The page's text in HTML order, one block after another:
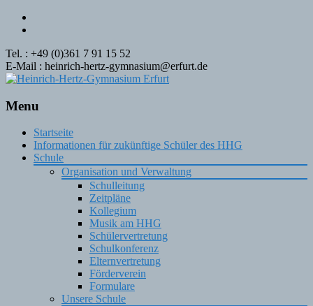
Tel. : +49 (0)361 7 91 15 52
E-Mail : heinrich-hertz-gymnasium@erfurt.de
Menu
Skip
content
Startseite
Informationen für zukünftige Schüler des HHG
Schule
Organisation und Verwaltung
Schulleitung
Zeitpläne
Kollegium
Musik am HHG
Schülervertretung
Schulkonferenz
Elternvertretung
Förderverein
Formulare
Unsere Schule